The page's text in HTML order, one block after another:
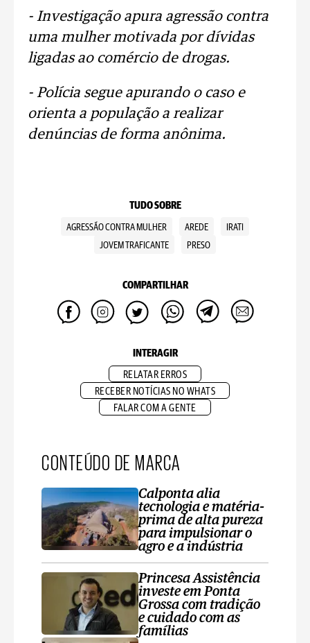
- Investigação apura agressão contra
uma mulher motivada por dívidas
ligadas ao comércio de drogas.
- Polícia segue apurando o caso e
orienta a população a realizar
denúncias de forma anônima.
TUDO SOBRE
AGRESSÃO CONTRA MULHER AREDE
IRATI
JOVEM TRAFICANTE
PRESO
COMPARTILHAR
INTERAGIR
RELATAR ERROS
RECEBER NOTÍCIAS NO WHATS
FALAR COM A GENTE
CONTEÚDO DE MARCA
Calponta alia
tecnologia e matéria-
prima de alta pureza
para impulsionar o
agro e a indústria
Princesa Assistência
investe em Ponta
Grossa com tradição
e cuidado com as
famílias